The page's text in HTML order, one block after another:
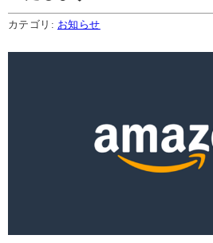
カテゴリ: お知らせ